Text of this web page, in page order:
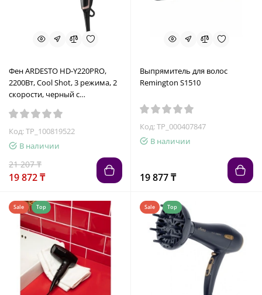
Фен ARDESTO HD-Y220PRO,
2200Вт, Cool Shot, 3 режима, 2
скорости, черный с
Код: TP_100819522
В наличии
21 207 ₸
19 872 ₸
Выпрямитель для волос
Remington S1510
Код: TP_000407847
В наличии
19 877 ₸
Sale Top Sale Top